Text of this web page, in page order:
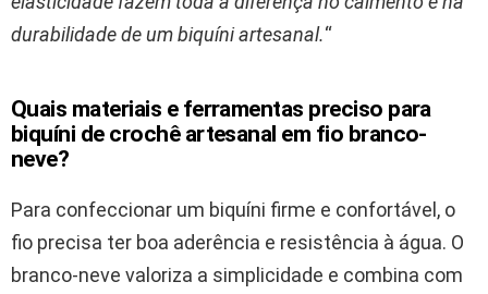
durabilidade de um biquíni artesanal.“
Quais materiais e ferramentas preciso para
biquíni de crochê artesanal em fio branco-
neve?
Para confeccionar um biquíni firme e confortável, o
fio precisa ter boa aderência e resistência à água. O
branco-neve valoriza a simplicidade e combina com